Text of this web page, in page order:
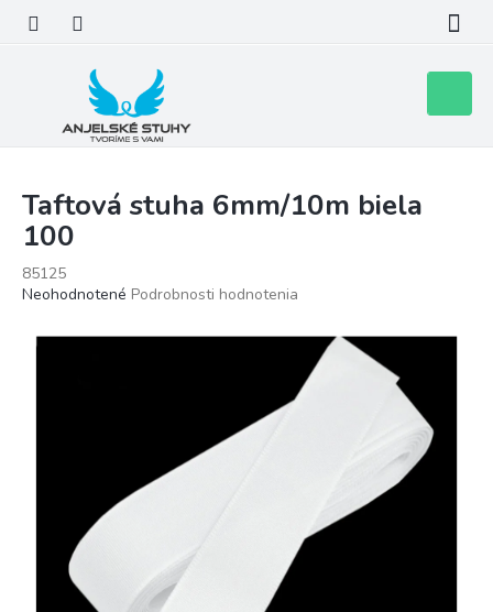
obsah
košík
Taftová stuha 6mm/10m biela
100
85125
Priemerné
produktu
Neohodnotené Podrobnosti hodnotenia